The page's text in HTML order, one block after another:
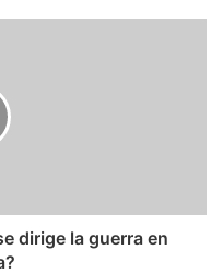
dirige la guerra en